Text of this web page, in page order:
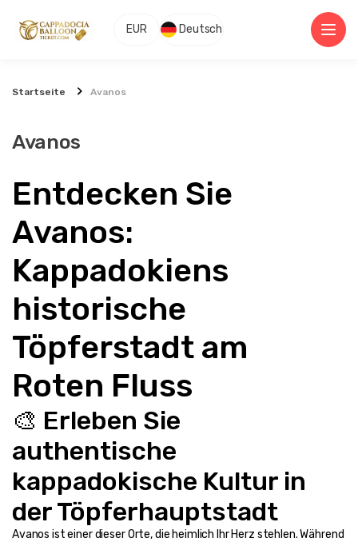
EUR Deutsch
Startseite Avanos
Avanos
Entdecken Sie
Avanos:
Kappadokiens
historische
Töpferstadt am
Roten Fluss
🎨 Erleben Sie
authentische
kappadokische Kultur in
der Töpferhauptstadt
Avanos ist einer dieser Orte, die heimlich Ihr Herz stehlen. Während